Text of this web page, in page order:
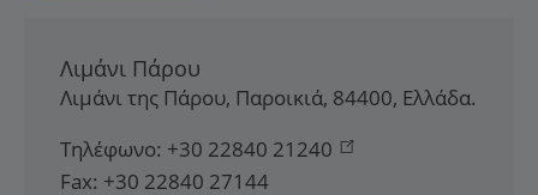
Λιμάνι Πάρου
Λιμάνι της Πάρου, Παροικιά, 84400, Ελλάδα.
Τηλέφωνο: +30 22840 21240
Fax: +30 22840 27144